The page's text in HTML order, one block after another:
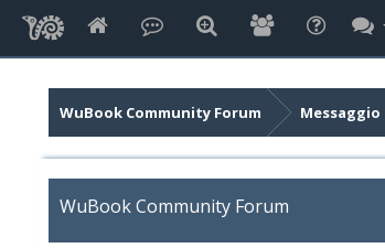
WuBook Community Forum
WuBook Community Forum